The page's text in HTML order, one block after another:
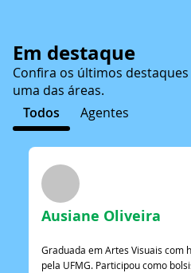
Em destaque
Confira os últimos destaques
uma das áreas.
Todos
Agentes
Ausiane Oliveira
Graduada em Artes Visuais com
pela UFMG. Participou como